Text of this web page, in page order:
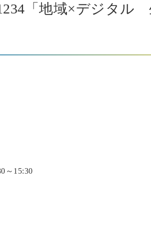
「地域×デジタル
～15:30